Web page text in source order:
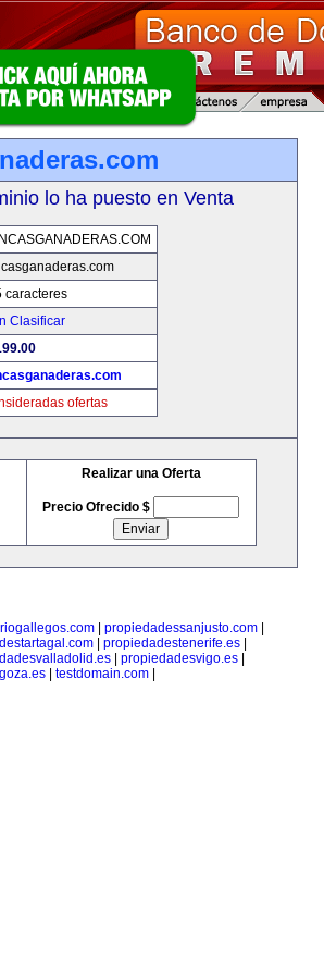
lo ha puesto en Venta
caracteres
Clasificar
ofertas
Realizar una Oferta
Precio Ofrecido $
propiedadessanjusto.com
propiedadestenerife.es
| propiedadesvigo.es|
| testdomain.com|